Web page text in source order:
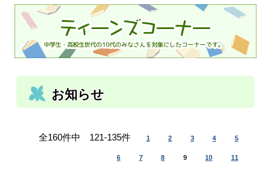
お知らせ
全160件中 121-135件 1 2 3 4 5
6 7 8 9 10 11